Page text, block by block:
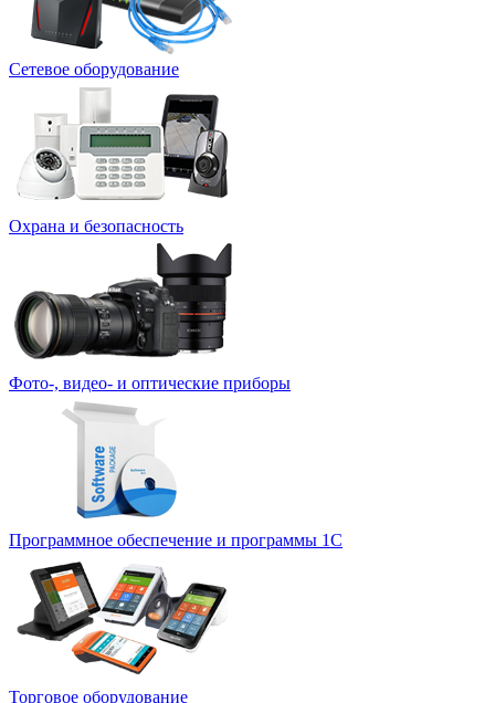
Сетевое оборудование
Охрана и безопасность
Фото-, видео- и оптические приборы
Программное обеспечение и программы 1С
Торговое оборудование